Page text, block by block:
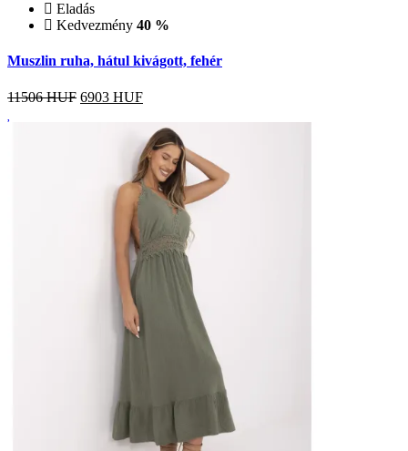
Eladás
Kedvezmény 40 %
Muszlin ruha, hátul kivágott, fehér
11506 HUF 6903 HUF